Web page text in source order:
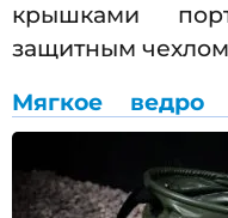
крышками
защитным
Мягкое ведро